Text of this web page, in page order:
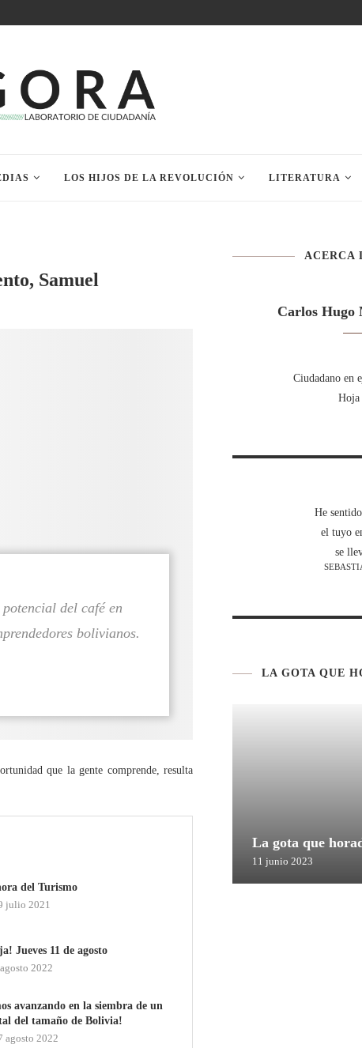
LOS HIJOS DE LA REVOLUCIÓN LITERATURA
Samuel
del café en
bolivianos.
que la gente comprende, resulta
del Turismo
julio 2021
Jueves 11 de agosto
2022
avanzando en la siembra de un
del tamaño de Bolivia!
agosto 2022
ACERCA
Carlos Hugo
Ciudadano en
Hoja
He
el tuyo
se
LA GOTA QUE
La gota que
11 junio 2023